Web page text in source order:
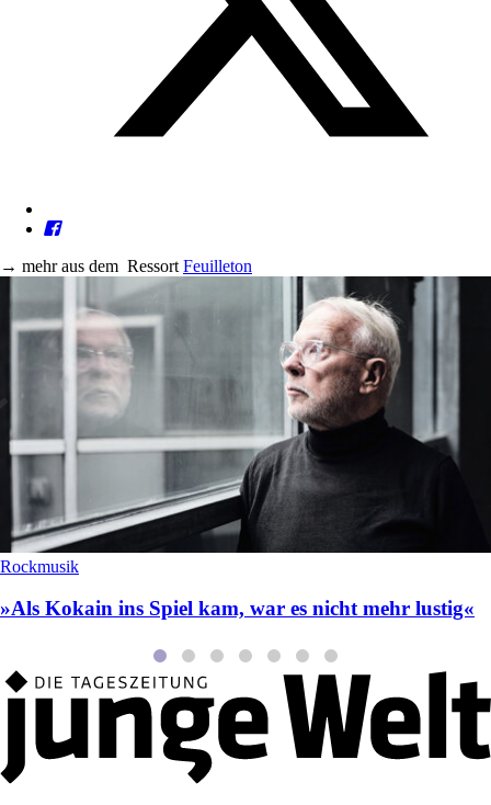
→ mehr aus dem Ressort Feuilleton
Rockmusik
»Als Kokain ins Spiel kam, war es nicht mehr lustig«